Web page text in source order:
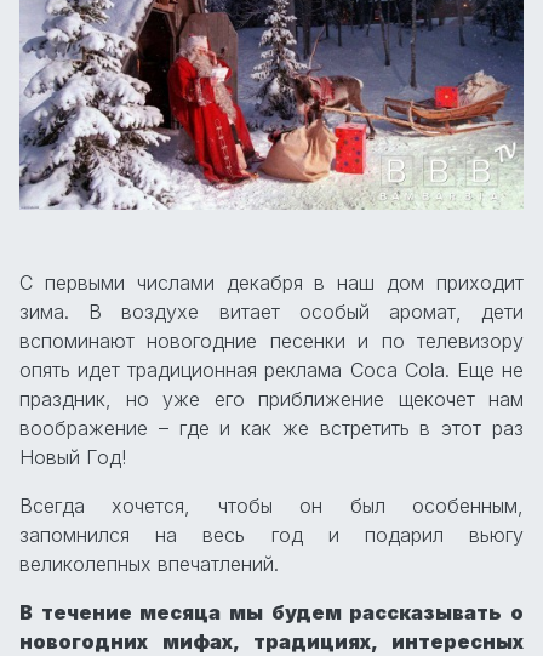
С первыми числами декабря в наш дом приходит
зима. В воздухе витает особый аромат, дети
вспоминают новогодние песенки и по телевизору
опять идет традиционная реклама Coca Cola. Еще не
праздник, но уже его приближение щекочет нам
воображение – где и как же встретить в этот раз
Новый Год!
Всегда хочется, чтобы он был особенным,
запомнился на весь год и подарил вьюгу
великолепных впечатлений.
В течение месяца мы будем рассказывать о
новогодних мифах, традициях, интересных